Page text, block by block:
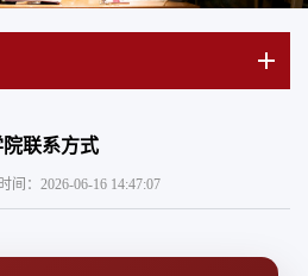
院联系方式
间：2026-06-16 14:47:07